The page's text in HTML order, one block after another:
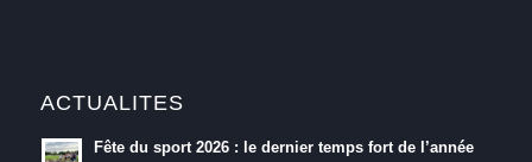
ACTUALITES
Fête du sport 2026 : le dernier temps fort de l’année